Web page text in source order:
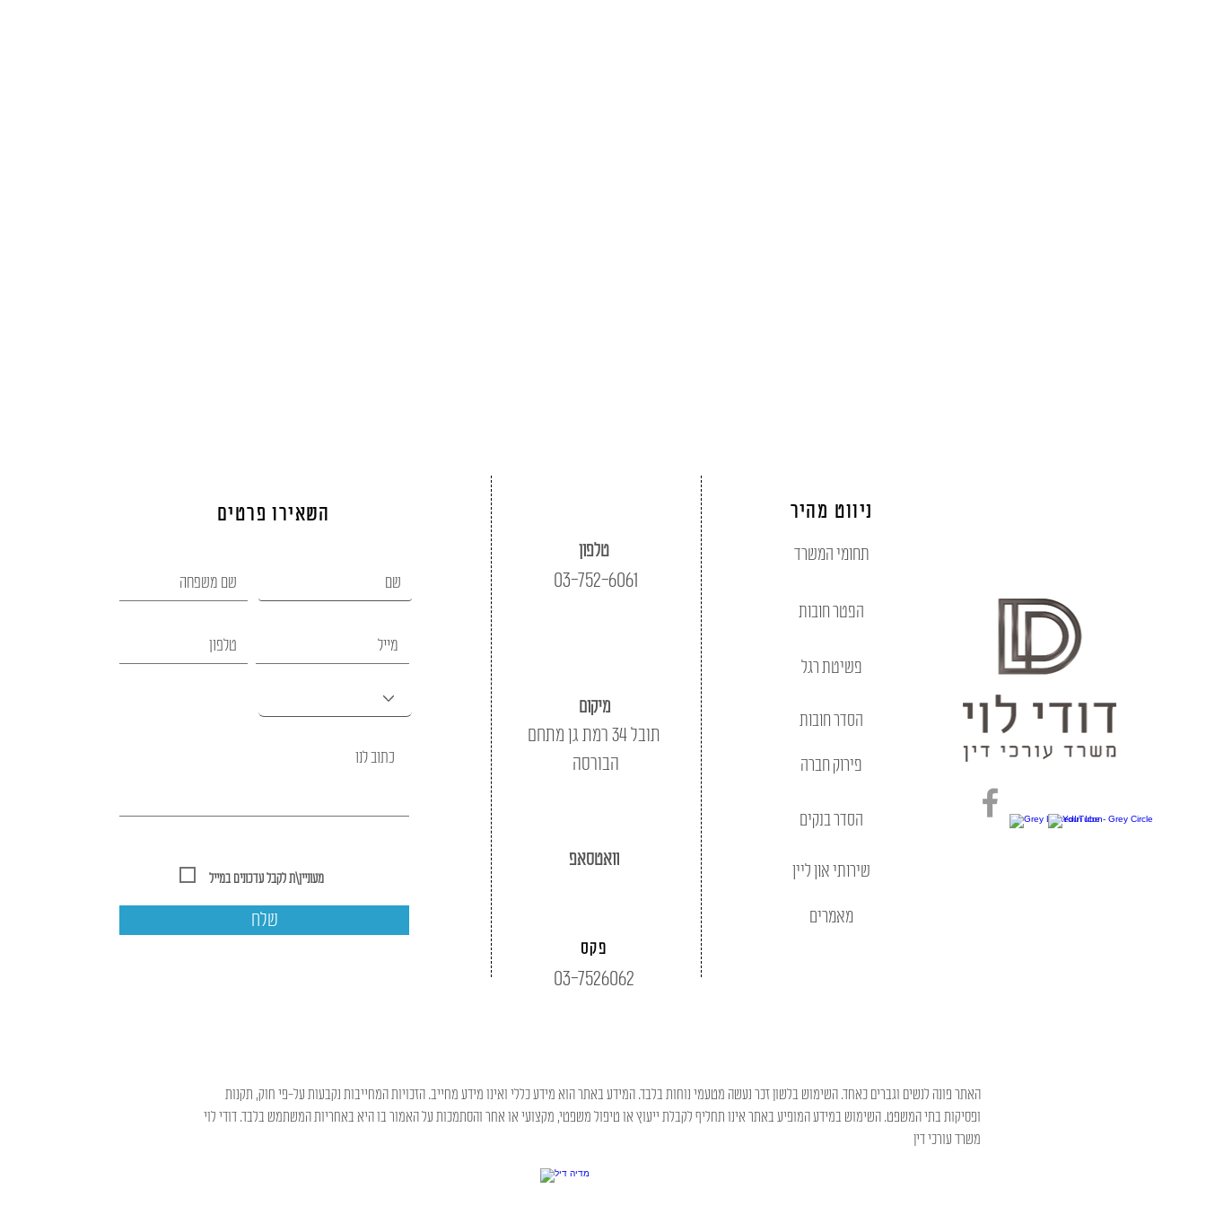
השאירו פרטים
שלח
טלפון
03-752-6061
מיקום
תובל 34 רמת גן מתחם
הבורסה
וואטסאפ
פקס
03-7526062
ניווט מהיר
תחומי המשרד
הפטר חובות
פשיטת רגל
הסדר חובות
פירוק חברה
הסדר בנקים
שירותי און ליין
מאמרים
האתר פונה לנשים וגברים כאחד. השימוש בלשון זכר נעשה מטעמי נוחות בלבד. המידע באתר הוא מידע כללי ואינו מידע מחייב. הזכויות המחייבות נקבעות על-פי חוק, תקנות
ופסיקות בתי המשפט. השימוש במידע המופיע באתר אינו תחליף לקבלת ייעוץ או טיפול משפטי, מקצועי או אחר והסתמכות על האמור בו היא באחריות המשתמש בלבד. דודי לוי
משרד עורכי דין